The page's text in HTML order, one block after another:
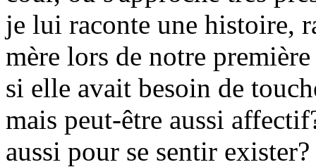
je lui raconte une histoire,
mère lors de notre
si elle avait besoin de
mais peut-être aussi
aussi pour se sentir exister?